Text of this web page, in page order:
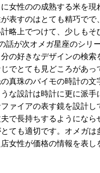
女性のの成熟する米を
表すのはとても精巧で
略上でつけて、少しもそ
話が次オメガ星座のシリ
の好きなデザインの検索
でとても見どころがあ
真珠のバイモの時計の
な設計は時計に更に派
ァイアの表す鏡を設計
で長持ちするようにな
ても適切です。オメガ
女性が価格の情報を表